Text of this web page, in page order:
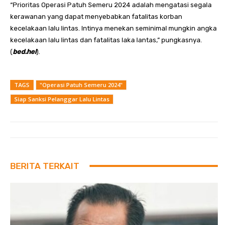
“Prioritas Operasi Patuh Semeru 2024 adalah mengatasi segala
kerawanan yang dapat menyebabkan fatalitas korban
kecelakaan lalu lintas. Intinya menekan seminimal mungkin angka
kecelakaan lalu lintas dan fatalitas laka lantas,” pungkasnya.
(bed.hel).
TAGS
"Operasi Patuh Semeru 2024"
Siap Sanksi Pelanggar Lalu Lintas
BERITA TERKAIT